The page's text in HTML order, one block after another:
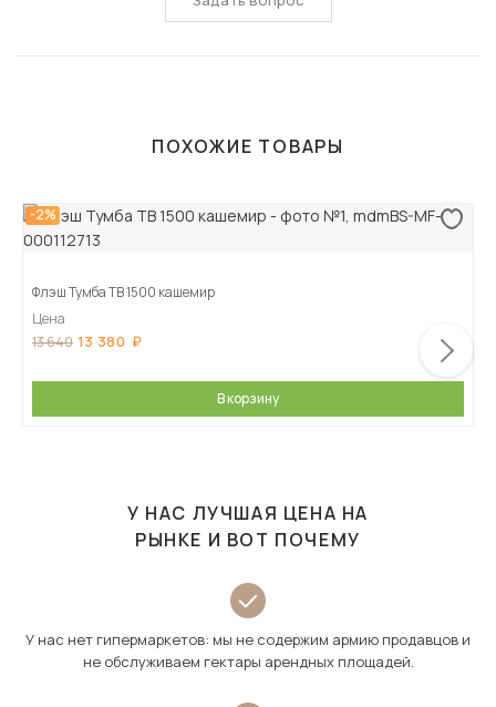
ПОХОЖИЕ ТОВАРЫ
-2%
Флэш Тумба ТВ 1500 кашемир
Цена
13 640 13 380
В корзину
У НАС ЛУЧШАЯ ЦЕНА НА
РЫНКЕ И ВОТ ПОЧЕМУ
У нас нет гипермаркетов: мы не содержим армию продавцов и
не обслуживаем гектары арендных площадей.